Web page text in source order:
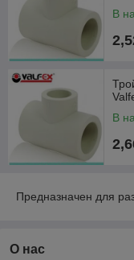
В
В
Предназначен для
О нас